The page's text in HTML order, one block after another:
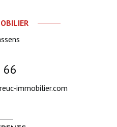
66
immobilier.com